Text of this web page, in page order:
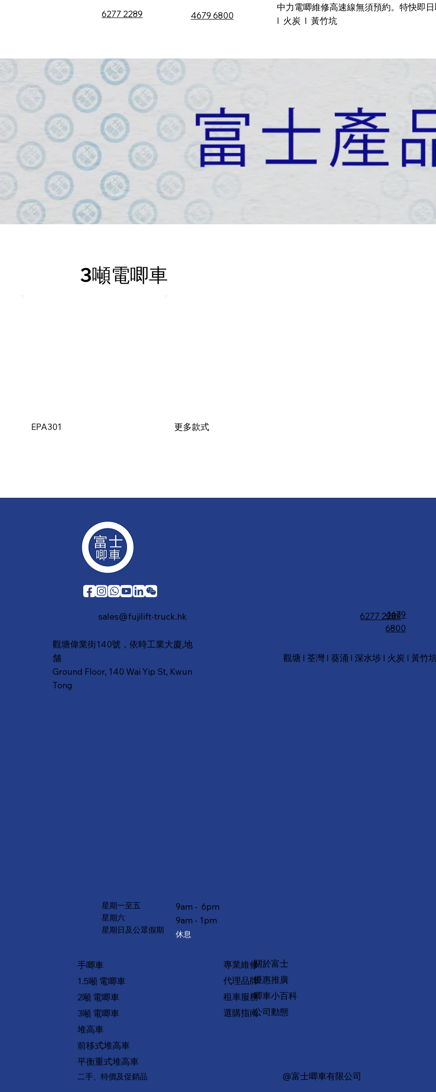
6277 2289 4679 6800
中力電唧維修高速線無須預約。特
I 火炭 I 黃竹坑
EPA301 更多款式
3噸電唧車
sales@fujilift-truck.hk
觀塘偉業街140號，依時工業大廈,地
舗
Ground Floor, 140 Wai Yip St, Kwun
Tong
星期一至五
星期六
星期日及公眾假期
9am - 6pm
9am - 1pm
休息
手唧車
1.5噸 電唧車
2噸 電唧車
3噸 電唧車
堆高車
前移式堆高車
平衡重式堆高車
二手、特價及促銷品
專業維修
代理品牌
選購指南
租車服務
6277 2289
關於富士
優惠推廣
公司動態
唧車小百科
觀塘 I 荃灣 I 葵涌 I 深水埗 I 火炭 I 黃竹
4679
6800
@富士唧車有限公司